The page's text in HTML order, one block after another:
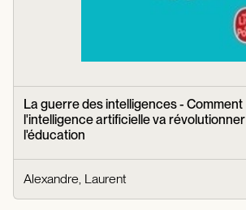
La guerre des intelligences - Comment
l'intelligence artificielle va révolutionner
l'éducation
Alexandre, Laurent